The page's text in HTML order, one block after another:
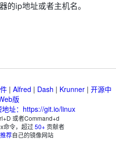
的ip地址或者主机名。
| Alfred | Dash | Krunner | 开源中
版
地址：https://git.io/linux
或者Command+d
命令，超过50+贡献者
推荐自己的镜像网站